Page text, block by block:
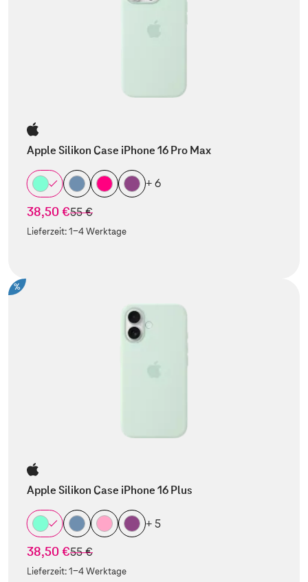
Apple Silikon Case iPhone 16 Pro Max
+ 6
38,50 €statt
55 €
Lieferzeit:1-4 Werktage
%
Apple Silikon Case iPhone 16 Plus
+ 5
38,50 €statt
55 €
Lieferzeit:1-4 Werktage